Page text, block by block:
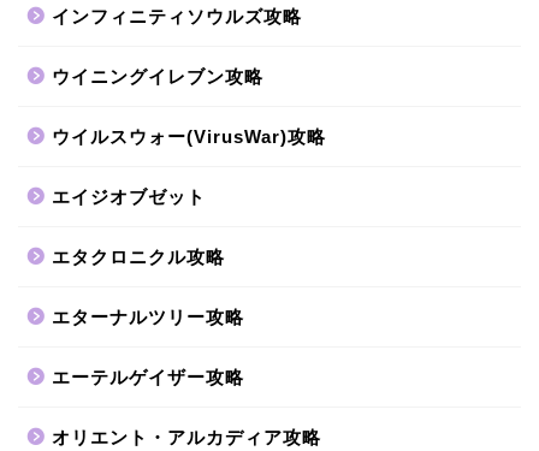
インフィニティソウルズ攻略
ウイニングイレブン攻略
ウイルスウォー(VirusWar)攻略
エイジオブゼット
エタクロニクル攻略
エターナルツリー攻略
エーテルゲイザー攻略
オリエント・アルカディア攻略